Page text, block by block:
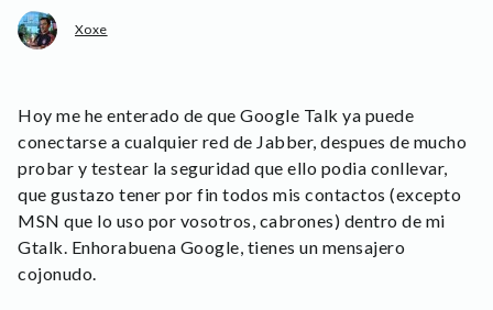
Xoxe
Hoy me he enterado de que Google Talk ya puede
conectarse a cualquier red de Jabber, despues de mucho
probar y testear la seguridad que ello podia conllevar,
que gustazo tener por fin todos mis contactos (excepto
MSN que lo uso por vosotros, cabrones) dentro de mi
Gtalk. Enhorabuena Google, tienes un mensajero
cojonudo.